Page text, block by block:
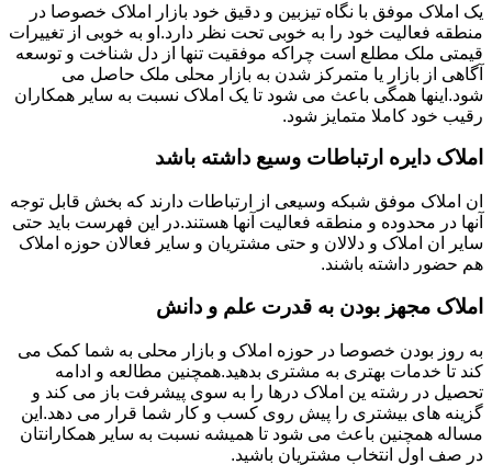
یک املاک موفق با نگاه تیزبین و دقیق خود بازار املاک خصوصا در
منطقه فعالیت خود را به خوبی تحت نظر دارد.او به خوبی از تغییرات
قیمتی ملک مطلع است چراکه موفقیت تنها از دل شناخت و توسعه
آگاهی از بازار یا متمرکز شدن به بازار محلی ملک حاصل می
شود.اینها همگی باعث می شود تا یک املاک نسبت به سایر همکاران
رقیب خود کاملا متمایز شود.
املاک دایره ارتباطات وسیع داشته باشد
ان املاک موفق شبکه وسیعی از ارتباطات دارند که بخش قابل توجه
آنها در محدوده و منطقه فعالیت آنها هستند.در این فهرست باید حتی
سایر ان املاک و دلالان و حتی مشتریان و سایر فعالان حوزه املاک
هم حضور داشته باشند.
املاک مجهز بودن به قدرت علم و دانش
به روز بودن خصوصا در حوزه املاک و بازار محلی به شما کمک می
کند تا خدمات بهتری به مشتری بدهید.همچنین مطالعه و ادامه
تحصیل در رشته ین املاک درها را به سوی پیشرفت باز می کند و
گزینه های بیشتری را پیش روی کسب و کار شما قرار می دهد.این
مساله همچنین باعث می شود تا همیشه نسبت به سایر همکارانتان
در صف اول انتخاب مشتریان باشید.